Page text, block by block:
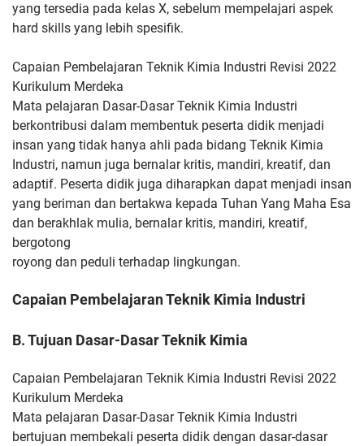
yang tersedia pada kelas X, sebelum mempelajari aspek
hard skills yang lebih spesifik.
Capaian Pembelajaran Teknik Kimia Industri Revisi 2022
Kurikulum Merdeka
Mata pelajaran Dasar-Dasar Teknik Kimia Industri
berkontribusi dalam membentuk peserta didik menjadi
insan yang tidak hanya ahli pada bidang Teknik Kimia
Industri, namun juga bernalar kritis, mandiri, kreatif, dan
adaptif. Peserta didik juga diharapkan dapat menjadi insan
yang beriman dan bertakwa kepada Tuhan Yang Maha Esa
dan berakhlak mulia, bernalar kritis, mandiri, kreatif,
bergotong
royong dan peduli terhadap lingkungan.
Capaian Pembelajaran Teknik Kimia Industri
B. Tujuan Dasar-Dasar Teknik Kimia
Capaian Pembelajaran Teknik Kimia Industri Revisi 2022
Kurikulum Merdeka
Mata pelajaran Dasar-Dasar Teknik Kimia Industri
bertujuan membekali peserta didik dengan dasar-dasar